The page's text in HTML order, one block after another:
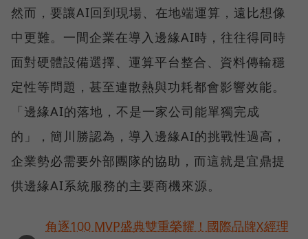
然而，要讓AI回到現場、在地端運算，遠比想像
中更難。一間企業在導入邊緣AI時，往往得同時
面對硬體設備選擇、運算平台整合、資料傳輸穩
定性等問題，甚至連散熱與功耗都會影響效能。
「邊緣AI的落地，不是一家公司能單獨完成
的」，簡川勝認為，導入邊緣AI的挑戰性過高，
企業勢必需要外部團隊的協助，而這就是宜鼎提
供邊緣AI系統服務的主要商機來源。
角逐100 MVP盛典雙重榮耀！國際品牌X經理